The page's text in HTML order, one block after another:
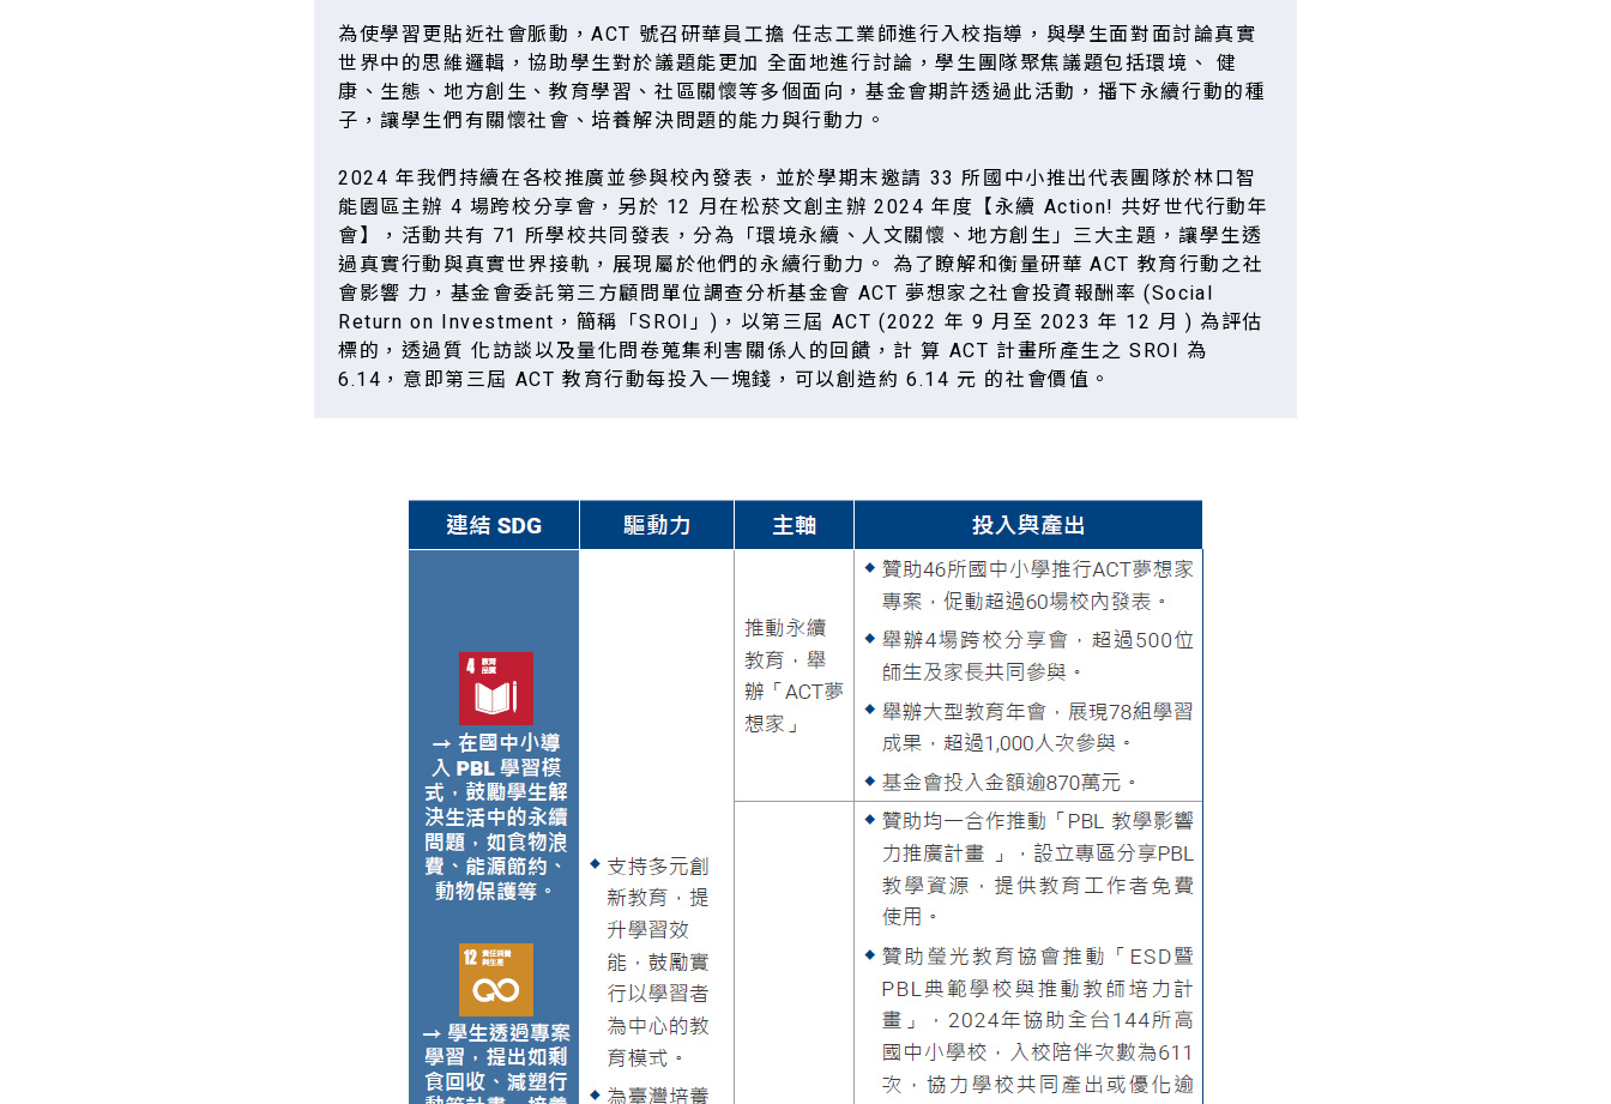
為使學習更貼近社會脈動，ACT 號召研華員工擔 任志工業師進行入校指導，與學生面對面討論真實
世界中的思維邏輯，協助學生對於議題能更加 全面地進行討論，學生團隊聚焦議題包括環境、 健
康、生態、地方創生、教育學習、社區關懷等多個面向，基金會期許透過此活動，播下永續行動的種
子，讓學生們有關懷社會、培養解決問題的能力與行動力。
2024 年我們持續在各校推廣並參與校內發表，並於學期末邀請 33 所國中小推出代表團隊於林口智
能園區主辦 4 場跨校分享會，另於 12 月在松菸文創主辦 2024 年度【永續 Action! 共好世代行動年
會】，活動共有 71 所學校共同發表，分為「環境永續、人文關懷、地方創生」三大主題，讓學生透
過真實行動與真實世界接軌，展現屬於他們的永續行動力。 為了瞭解和衡量研華 ACT 教育行動之社
會影響 力，基金會委託第三方顧問單位調查分析基金會 ACT 夢想家之社會投資報酬率 (Social
Return on Investment，簡稱「SROI」)，以第三屆 ACT (2022 年 9 月至 2023 年 12 月 ) 為評估
標的，透過質 化訪談以及量化問卷蒐集利害關係人的回饋，計 算 ACT 計畫所產生之 SROI 為
6.14，意即第三屆 ACT 教育行動每投入一塊錢，可以創造約 6.14 元 的社會價值。